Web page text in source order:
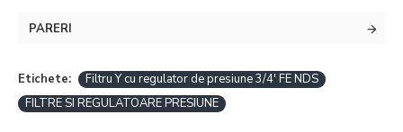
PARERI
Etichete:
Filtru Y cu regulator de presiune 3/4' FE NDS
FILTRE SI REGULATOARE PRESIUNE